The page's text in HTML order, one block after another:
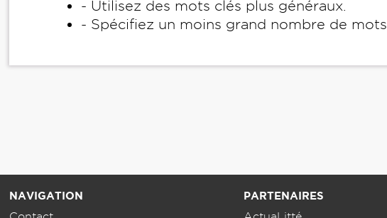
- Utilisez des mots clés plus généraux.
- Spécifiez un moins grand nombre de mots.
NAVIGATION
PARTENAIRES